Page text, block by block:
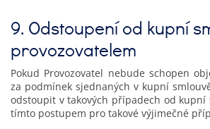
9. Odstoupení od kupní
provozovatelem
Pokud Provozovatel nebude schopen
za podmínek sjednaných v kupní
odstoupit v takových případech od kupní
tímto postupem pro takové výjimečné